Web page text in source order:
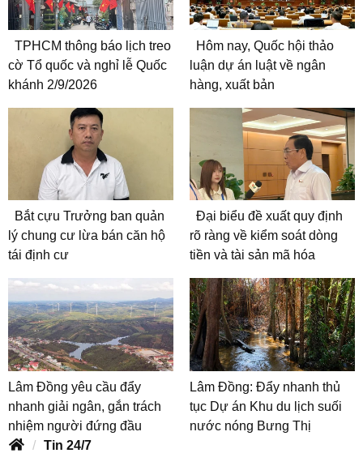
TPHCM thông báo lịch treo
cờ Tổ quốc và nghỉ lễ Quốc
khánh 2/9/2026
Hôm nay, Quốc hội thảo
luận dự án luật về ngân
hàng, xuất bản
Bắt cựu Trưởng ban quản
lý chung cư lừa bán căn hộ
tái định cư
Đại biểu đề xuất quy định
rõ ràng về kiểm soát dòng
tiền và tài sản mã hóa
Lâm Đồng yêu cầu đẩy
nhanh giải ngân, gắn trách
nhiệm người đứng đầu
Lâm Đồng: Đẩy nhanh thủ
tục Dự án Khu du lịch suối
nước nóng Bưng Thị
Tin 24/7